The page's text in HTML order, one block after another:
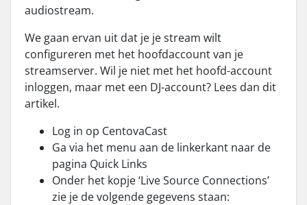
audiostream.
We gaan ervan uit dat je je stream wilt
configureren met het hoofdaccount van je
streamserver. Wil je niet met het hoofd-account
inloggen, maar met een DJ-account? Lees dan dit
artikel.
Log in op CentovaCast
Ga via het menu aan de linkerkant naar de
pagina Quick Links
Onder het kopje ‘Live Source Connections’
zie je de volgende gegevens staan: